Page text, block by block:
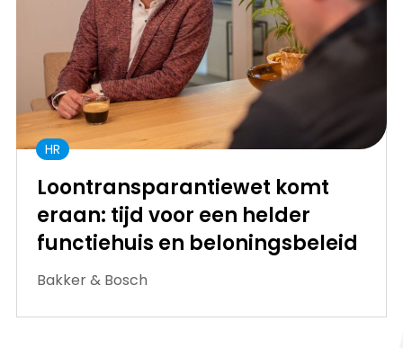
HR
Loontransparantiewet komt
eraan: tijd voor een helder
functiehuis en beloningsbeleid
Bakker & Bosch